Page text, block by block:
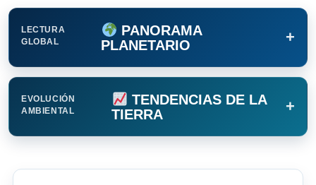
LECTURA
GLOBAL
PANORAMA
PLANETARIO
+
EVOLUCIÓN
AMBIENTAL
TENDENCIAS DE LA
TIERRA
+